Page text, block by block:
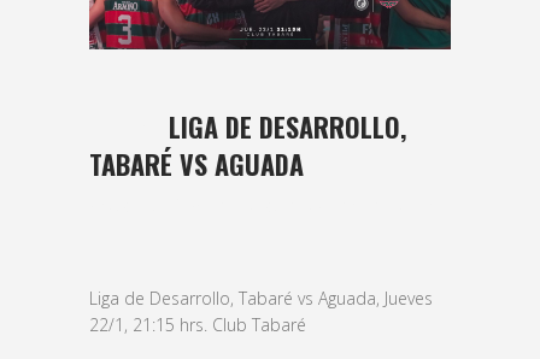
LIGA DE DESARROLLO,
TABARÉ VS AGUADA
Liga de Desarrollo, Tabaré vs Aguada, Jueves
22/1, 21:15 hrs. Club Tabaré